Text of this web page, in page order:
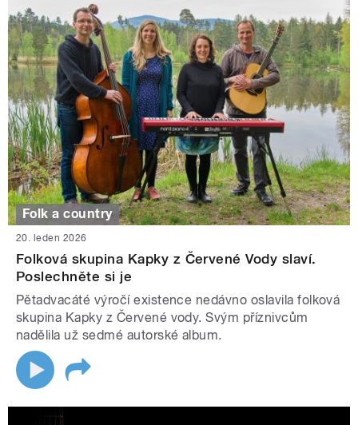
Folk a country
20. leden 2026
Folková skupina Kapky z Červené Vody slaví.
Poslechněte si je
Pětadvacáté výročí existence nedávno oslavila folková
skupina Kapky z Červené vody. Svým příznivcům
nadělila už sedmé autorské album.